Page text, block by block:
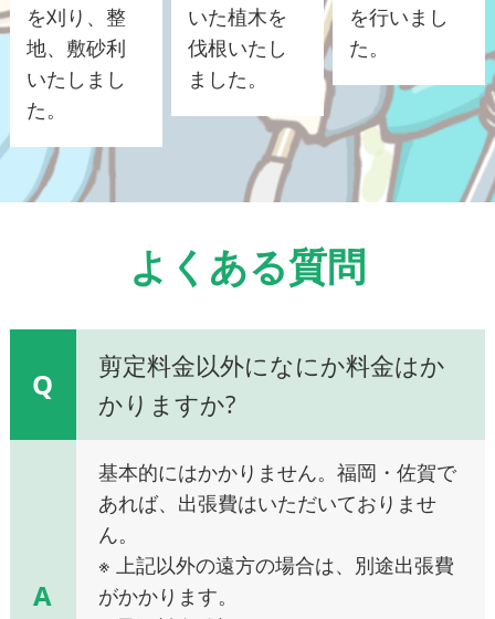
を刈り、整
地、敷砂利
いたしまし
た。
いた植木を
伐根いたし
ました。
を行いまし
た。
よくある質問
Q
剪定料金以外になにか料金はか
かりますか?
A
基本的にはかかりません。福岡・佐賀で
あれば、出張費はいただいておりませ
ん。
※ 上記以外の遠方の場合は、別途出張費
がかかります。